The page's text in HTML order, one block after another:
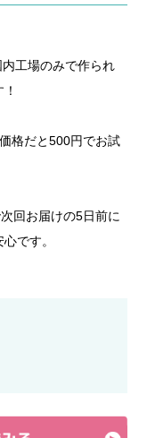
工場のみで作られ
格だと500円でお試
回お届けの5日前に
です。